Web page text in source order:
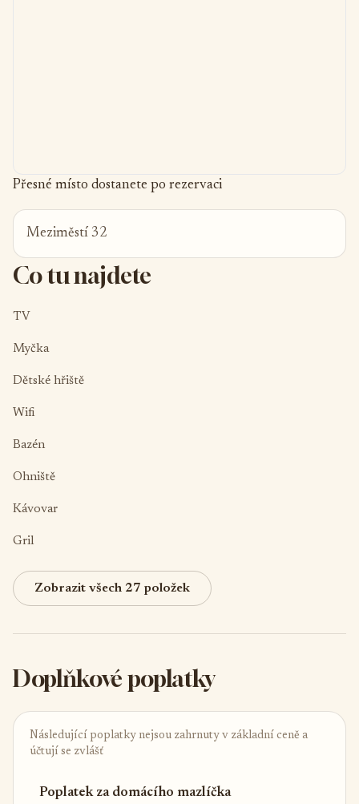
Přesné místo dostanete po rezervaci
Meziměstí 32
Co tu najdete
TV
Myčka
Dětské hřiště
Wifi
Bazén
Ohniště
Kávovar
Gril
Zobrazit všech 27 položek
Doplňkové poplatky
Následující poplatky nejsou zahrnuty v základní ceně a
účtují se zvlášť
Poplatek za domácího mazlíčka